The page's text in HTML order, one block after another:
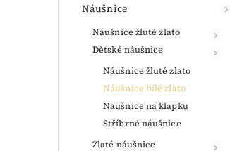
Náušnice
Náušnice žluté zlato
Dětské náušnice
Náušnice žluté zlato
Náušnice bílé zlato
Naušnice na klapku
Stříbrné náušnice
Zlaté náušnice